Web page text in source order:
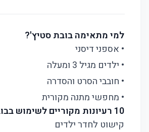
למי מתאימה בובת סטיץ'?
• אספני דיסני
• ילדים מגיל 3 ומעלה
• חובבי הסרט והסדרה
• מחפשי מתנה מקורית
10 רעיונות מקוריים לשימוש בבובת סטיץ'
קישוט לחדר ילדים